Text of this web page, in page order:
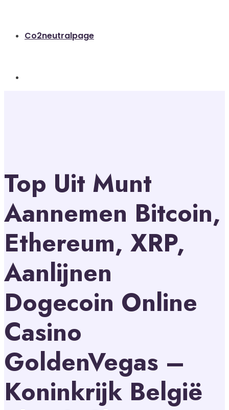
Co2neutralpage
Top Uit Munt
Aannemen Bitcoin,
Ethereum, XRP,
Aanlijnen
Dogecoin Online
Casino
GoldenVegas –
Koninkrijk België